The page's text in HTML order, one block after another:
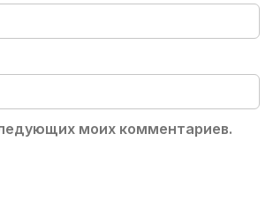
моих комментариев.